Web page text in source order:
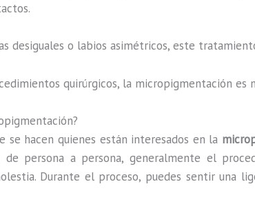
desiguales o labios asimétricos, este
quirúrgicos, la micropigmentación
se hacen quienes están interesados en la
de persona a persona, generalmente el
Durante el proceso, puedes sentir una